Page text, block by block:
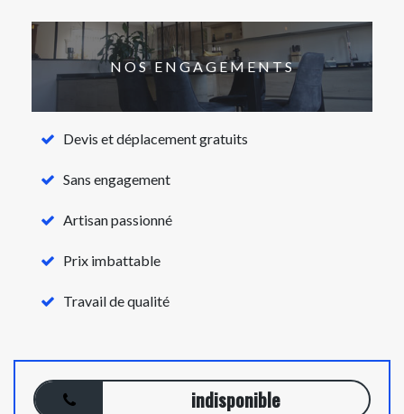
NOS ENGAGEMENTS
Devis et déplacement gratuits
Sans engagement
Artisan passionné
Prix imbattable
Travail de qualité
indisponible